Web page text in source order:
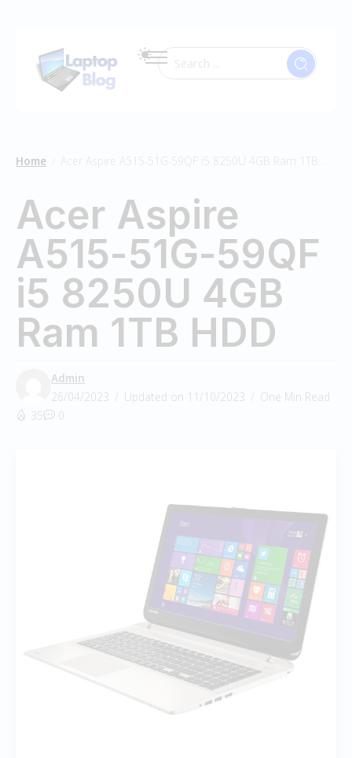
Home Acer Aspire A515-51G-59QF i5 8250U 4GB Ram 1TB HDD
Acer Aspire
A515-51G-59QF
i5 8250U 4GB
Ram 1TB HDD
Admin
26/04/2023
Updated on 11/10/2023
One Min Read
35
0